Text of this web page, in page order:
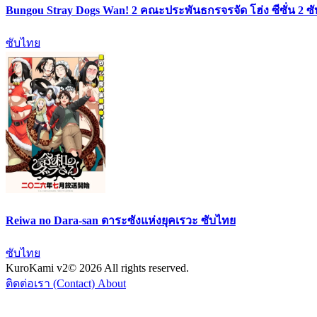
Bungou Stray Dogs Wan! 2 คณะประพันธกรจรจัด โฮ่ง ซีซั่น 2
ซับไทย
Reiwa no Dara-san ดาระซังแห่งยุคเรวะ ซับไทย
ซับไทย
KuroKami v2© 2026 All rights reserved.
ติดต่อเรา (Contact) About